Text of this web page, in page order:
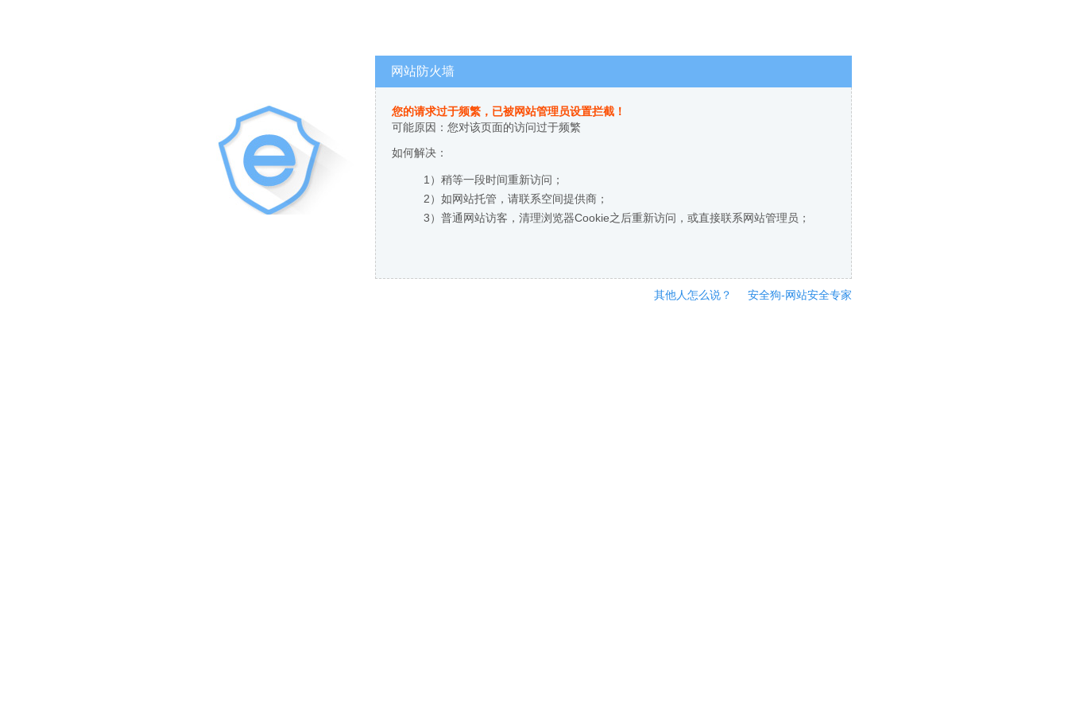
网站防火墙
您的请求过于频繁，已被网站管理员设置拦截！
可能原因：您对该页面的访问过于频繁
如何解决：
1）稍等一段时间重新访问；
2）如网站托管，请联系空间提供商；
3）普通网站访客，清理浏览器Cookie之后重新访问，或直接联系网站管理员；
其他人怎么说？ 安全狗-网站安全专家